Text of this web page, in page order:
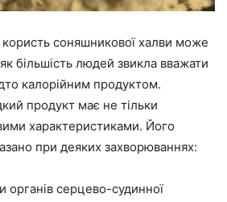
соняшникової халви може
більшість людей звикла вважати
калорійним продуктом.
продукт має не тільки
характеристиками. Його
при деяких захворюваннях:
органів серцево-судинної